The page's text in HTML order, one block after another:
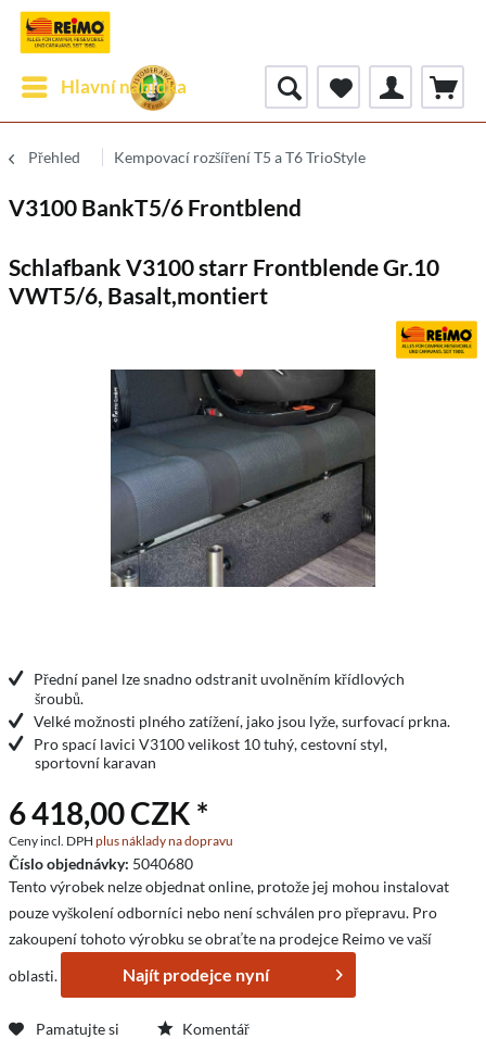
Hlavní nabídka
Přehled Kempovací rozšíření T5 a T6 TrioStyle
V3100 BankT5/6 Frontblend
Schlafbank V3100 starr Frontblende Gr.10
VWT5/6, Basalt,montiert
Přední panel lze snadno odstranit uvolněním křídlových
šroubů.
Velké možnosti plného zatížení, jako jsou lyže, surfovací prkna.
Pro spací lavici V3100 velikost 10 tuhý, cestovní styl,
sportovní karavan
6 418,00 CZK *
Ceny incl. DPH plus náklady na dopravu
Číslo objednávky: 5040680
Tento výrobek nelze objednat online, protože jej mohou instalovat
pouze vyškolení odborníci nebo není schválen pro přepravu. Pro
zakoupení tohoto výrobku se obraťte na prodejce Reimo ve vaší
oblasti.
Najít prodejce nyní
Pamatujte si Komentář